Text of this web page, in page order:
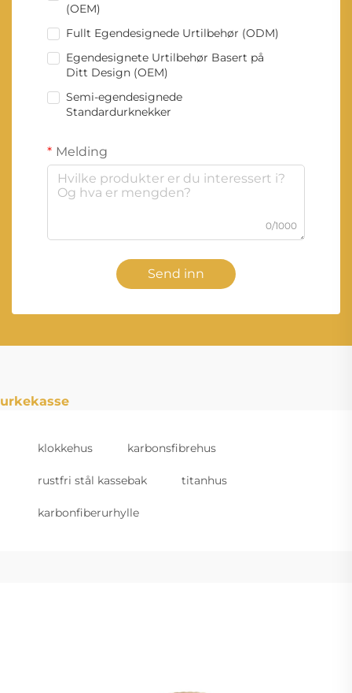
(OEM)
Fullt Egendesignede Urtilbehør (ODM)
Egendesignete Urtilbehør Basert på
Ditt Design (OEM)
Semi-egendesignede
Standardurknekker
Melding
0/1000
Send inn
urkekasse
klokkehus karbonsfibrehus
rustfri stål kassebak titanhus
karbonfiberurhylle